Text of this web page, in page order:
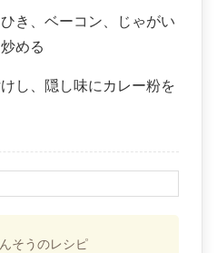
き、ベーコン、じゃがい
める
し、隠し味にカレー粉を
そうのレシピ